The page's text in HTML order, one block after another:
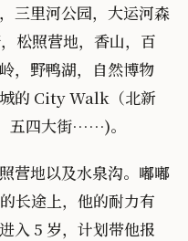
三里河公园，大运河森
松照营地，香山，百
，野鸭湖，自然博物
的 City Walk（北新
五四大街……)。
营地以及水泉沟。嘟嘟
长途上，他的耐力有
入 5 岁，计划带他报